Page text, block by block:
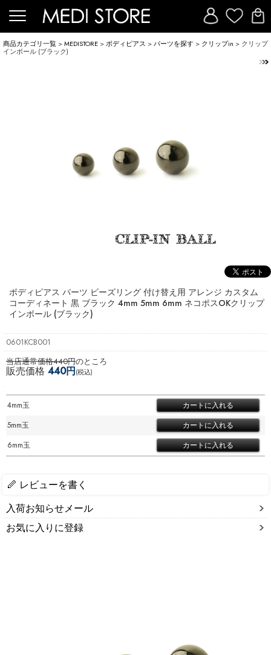
商品カテゴリ一覧 >MEDISTORE >ボディピアス >パーツを探す > クリップin > クリップ
インボール (ブラック)
ボディピアス パーツ ビーズリング 付け替え用 アレンジ カスタム
コーディネート 黒 ブラック 4mm 5mm 6mm ネコポスOKクリップ
インボール (ブラック)
0601KCB001
当店通常価格440円のところ
販売価格 440円(税込)
4mm玉
5mm玉
6mm玉
レビューを書く
入荷お知らせメール
お気に入りに登録